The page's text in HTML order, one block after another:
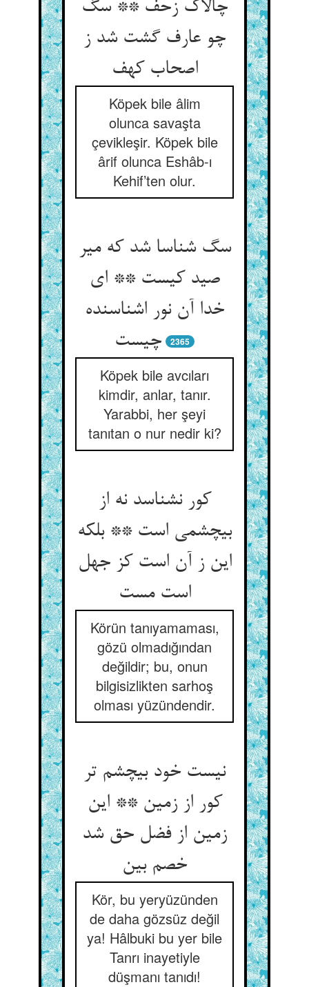
چالاک زحف ** سگ
چو عارف گشت شد ز
اصحاب کهف‏
Köpek bile âlim
olunca savaşta
çevikleşir. Köpek bile
ârif olunca Eshâb-ı
Kehif’ten olur.
سگ شناسا شد که میر
صید کیست ** ای
خدا آن نور اشناسنده
چیست‏
2365
Köpek bile avcıları
kimdir, anlar, tanır.
Yarabbi, her şeyi
tanıtan o nur nedir ki?
کور نشناسد نه از
بی‏چشمی است ** بلکه
این ز آن است کز جهل
است مست‏
Körün tanıyamaması,
gözü olmadığından
değildir; bu, onun
bilgisizlikten sarhoş
olması yüzündendir.
نیست خود بی‏چشم تر
کور از زمین ** این
زمین از فضل حق شد
خصم بین‏
Kör, bu yeryüzünden
de daha gözsüz değil
ya! Hâlbuki bu yer bile
Tanrı inayetiyle
düşmanı tanıdı!